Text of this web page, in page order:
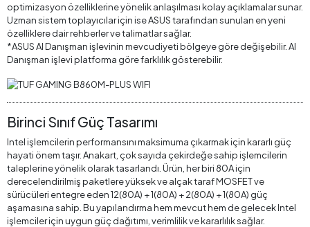
optimizasyon özelliklerine yönelik anlaşılması kolay açıklamalar sunar.
Uzman sistem toplayıcılar için ise ASUS tarafından sunulan en yeni
özelliklere dair rehberler ve talimatlar sağlar.
*ASUS AI Danışman işlevinin mevcudiyeti bölgeye göre değişebilir. AI
Danışman işlevi platforma göre farklılık gösterebilir.
Birinci Sınıf Güç Tasarımı
Intel işlemcilerin performansını maksimuma çıkarmak için kararlı güç
hayati önem taşır. Anakart, çok sayıda çekirdeğe sahip işlemcilerin
taleplerine yönelik olarak tasarlandı. Ürün, her biri 80A için
derecelendirilmiş paketlere yüksek ve alçak taraf MOSFET ve
sürücüleri entegre eden 12(80A) + 1(80A) + 2(80A) + 1(80A) güç
aşamasına sahip. Bu yapılandırma hem mevcut hem de gelecek Intel
işlemciler için uygun güç dağıtımı, verimlilik ve kararlılık sağlar.